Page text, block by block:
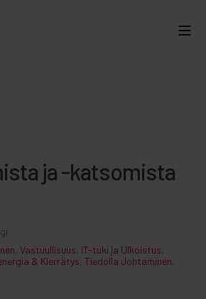
ja -katsomista
Vastuullisuus IT-tuki ja Ulkoistus
& Kierrätys Tiedolla Johtaminen